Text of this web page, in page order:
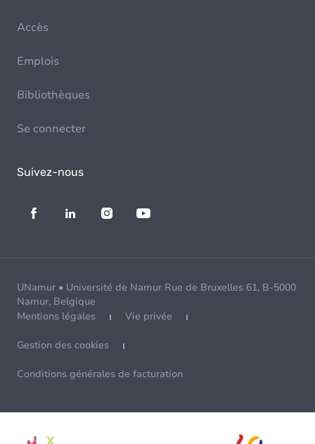
Accès
Emplois
Bibliothèques
Se connecter
Suivez-nous
UNamur • Université de Namur Rue de Bruxelles 61, B-5000
Namur, Belgique
Mentions légales
Vie privée
Gestion des cookies
Conditions générales de facturation